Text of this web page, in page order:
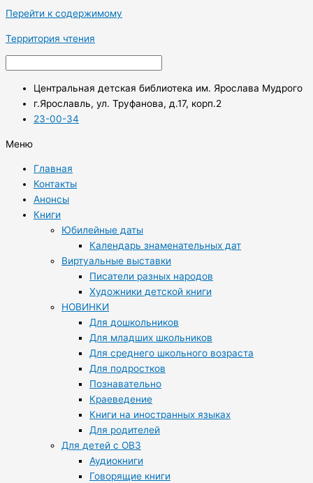
Перейти к содержимому
Территория чтения
Центральная детская библиотека им. Ярослава Мудрого
г.Ярославль, ул. Труфанова, д.17, корп.2
23-00-34
Меню
Главная
Контакты
Анонсы
Книги
Юбилейные даты
Календарь знаменательных дат
Виртуальные выставки
Писатели разных народов
Художники детской книги
НОВИНКИ
Для дошкольников
Для младших школьников
Для среднего школьного возраста
Для подростков
Познавательно
Краеведение
Книги на иностранных языках
Для родителей
Для детей с ОВЗ
Аудиокниги
Говорящие книги